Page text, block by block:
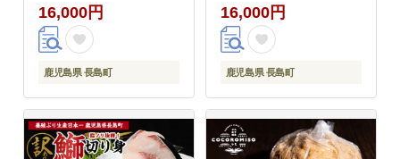
さと【まつぼっくり】
_matu-7229
16,000円
鹿児島県 長島町
16,000円
鹿児島県 長島町